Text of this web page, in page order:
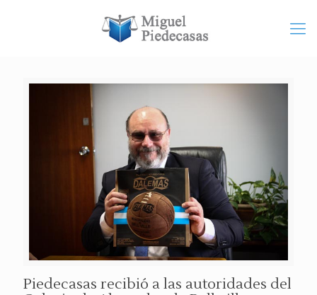
Piedecasas recibió a las autoridades del